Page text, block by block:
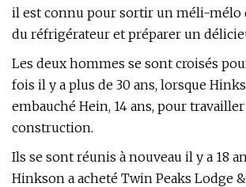
il est connu pour sortir un méli-mélo
du réfrigérateur et préparer un
Les deux hommes se sont croisés
fois il y a plus de 30 ans, lorsque
embauché Hein, 14 ans, pour
construction.
Ils se sont réunis à nouveau il y a 18
Hinkson a acheté Twin Peaks Lodge